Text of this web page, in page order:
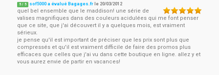
5 / 5 sof5000 a évalué Bagages.fr le 20/03/2012
quel bel ensemble que le maddison! une série de
valises magnifiques dans des couleurs acidulées qui me font penser
que ce site, que j'ai découvert il y a quelques mois, est vraiment
sérieux.
je pense qu'il est important de préciser que les prix sont plus que
compressés et qu'il est vraiment difficile de faire des promos plus
efficaces que celles que j'ai vu dans cette boutique en ligne. allez y et
vous aurez envie de partir en vacances!